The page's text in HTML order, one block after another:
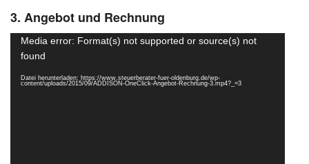
3. Angebot und Rechnung
Video-
Player
Media error: Format(s) not supported or source(s) not
found
Datei herunterladen: https://www.steuerberater-fuer-oldenburg.de/wp-
content/uploads/2015/09/ADDISON-OneClick-Angebot-Rechnung-3.mp4?_=3